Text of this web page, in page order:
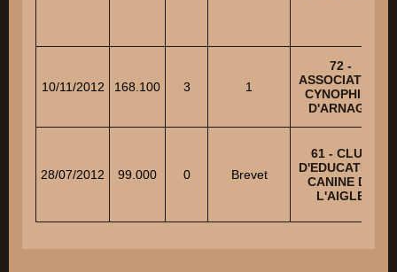
10/11/2012 168.100 3 1
72 -
ASSOCIATION
CYNOPHILE
D'ARNAGE
28/07/2012 99.000 0 Brevet
61 - CLUB
D'EDUCATION
CANINE DE
L'AIGLE